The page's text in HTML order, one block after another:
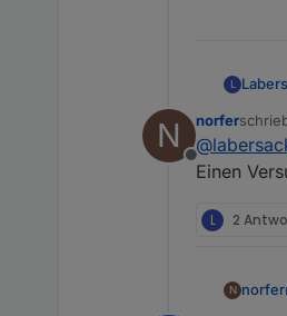
L
N
Offline
norfer
@
Einen
L 2
N norfer